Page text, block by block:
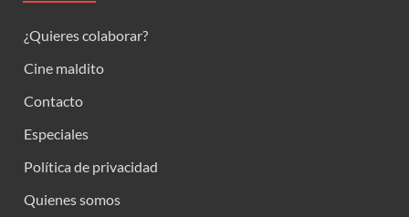
¿Quieres colaborar?
Cine maldito
Contacto
Especiales
Política de privacidad
Quienes somos